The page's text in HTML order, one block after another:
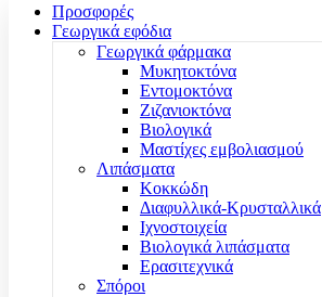
Προσφορές
Γεωργικά εφόδια
Γεωργικά φάρμακα
Μυκητοκτόνα
Εντομοκτόνα
Ζιζανιοκτόνα
Βιολογικά
Μαστίχες εμβολιασμού
Λιπάσματα
Κοκκώδη
Διαφυλλικά-Κρυσταλλικά
Ιχνοστοιχεία
Βιολογικά λιπάσματα
Ερασιτεχνικά
Σπόροι